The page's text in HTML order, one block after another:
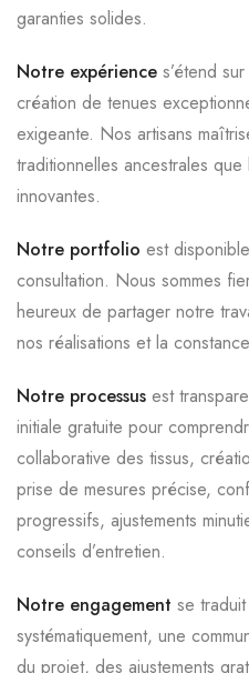
garanties solides.
Notre expérience s’étend
création de tenues
exigeante. Nos artisans
traditionnelles ancestrales
innovantes.
Notre portfolio est
consultation. Nous sommes
heureux de partager notre
nos réalisations et la
Notre processus est
initiale gratuite pour
collaborative des tissus,
prise de mesures précise,
progressifs, ajustements
conseils d’entretien.
Notre engagement se
systématiquement, une
du projet, des ajustements